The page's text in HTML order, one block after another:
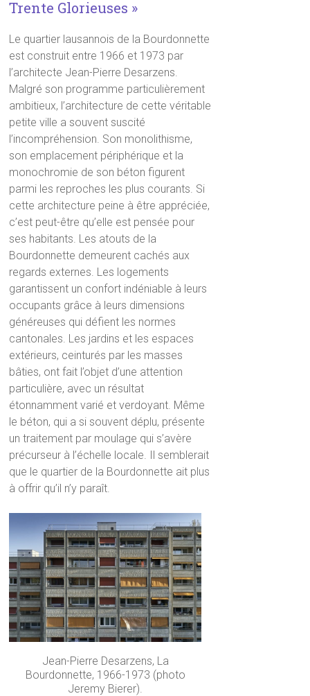
Trente Glorieuses »
Le quartier lausannois de la Bourdonnette
est construit entre 1966 et 1973 par
l’architecte Jean-Pierre Desarzens.
Malgré son programme particulièrement
ambitieux, l’architecture de cette véritable
petite ville a souvent suscité
l’incompréhension. Son monolithisme,
son emplacement périphérique et la
monochromie de son béton figurent
parmi les reproches les plus courants. Si
cette architecture peine à être appréciée,
c’est peut-être qu’elle est pensée pour
ses habitants. Les atouts de la
Bourdonnette demeurent cachés aux
regards externes. Les logements
garantissent un confort indéniable à leurs
occupants grâce à leurs dimensions
généreuses qui défient les normes
cantonales. Les jardins et les espaces
extérieurs, ceinturés par les masses
bâties, ont fait l’objet d’une attention
particulière, avec un résultat
étonnamment varié et verdoyant. Même
le béton, qui a si souvent déplu, présente
un traitement par moulage qui s’avère
précurseur à l’échelle locale. Il semblerait
que le quartier de la Bourdonnette ait plus
à offrir qu’il n’y paraît.
Jean-Pierre Desarzens, La
Bourdonnette, 1966-1973 (photo
Jeremy Bierer).